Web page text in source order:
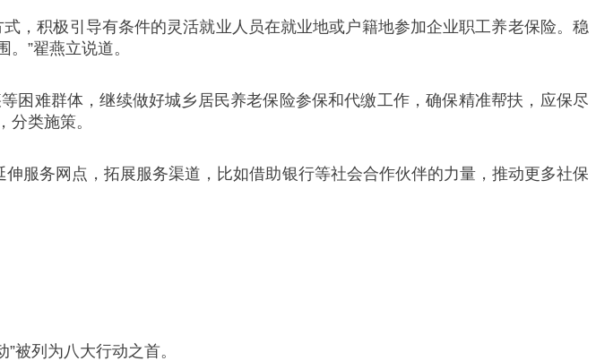
，积极引导有条件的灵活就业人员在就业地或户籍地参加企业职工养老保险。稳
”翟燕立说道。
困难群体，继续做好城乡居民养老保险参保和代缴工作，确保精准帮扶，应保尽
类施策。
服务网点，拓展服务渠道，比如借助银行等社会合作伙伴的力量，推动更多社保
被列为八大行动之首。